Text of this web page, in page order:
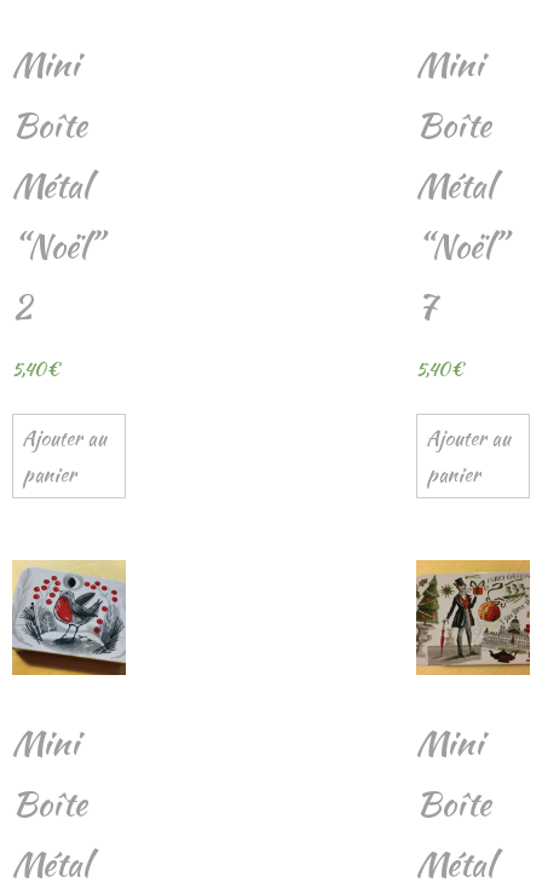
Mini
Boîte
Métal
“Noël”
2
5,40€
Ajouter au
panier
Mini
Boîte
Métal
“Noël”
7
5,40€
Ajouter au
panier
Mini
Boîte
Métal
Mini
Boîte
Métal